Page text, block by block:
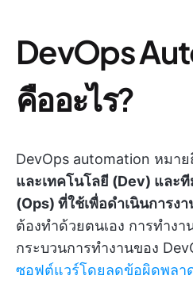
DevOps
คืออะไร?
DevOps automation หมาย
และเทคโนโลยี (Dev) และ
(Ops) ที่ใช้เพื่อดำเนินการง
ต้องทำด้วยตนเอง การทำง
กระบวนการทำงานของ
ซอฟต์แวร์โดยลดข้อผิดพลา